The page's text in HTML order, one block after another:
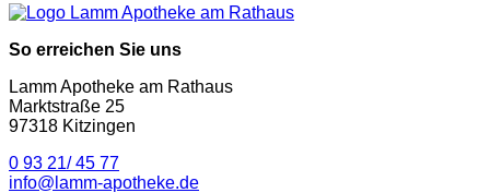
So erreichen Sie uns
Lamm Apotheke am Rathaus
Marktstraße 25
97318 Kitzingen
0 93 21/ 45 77
info@lamm-apotheke.de